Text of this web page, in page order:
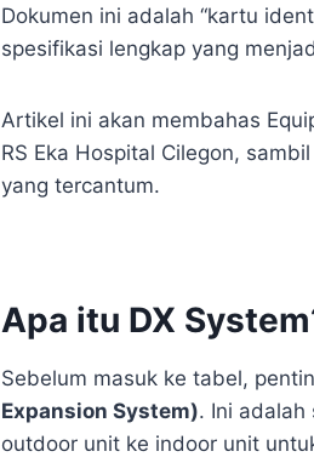
Dokumen ini adalah “kartu
spesifikasi lengkap yang
Artikel ini akan membahas
RS Eka Hospital Cilegon,
yang tercantum.
Apa itu DX
Sebelum masuk ke tabel,
Expansion System). Ini adalah
outdoor unit ke indoor unit